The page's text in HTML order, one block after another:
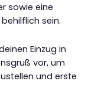
sowie eine
sein.
Einzug in
vor, um
und erste